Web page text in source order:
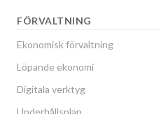
FÖRVALTNING
Ekonomisk förvaltning
Löpande ekonomi
Digitala verktyg
Underhållsplan